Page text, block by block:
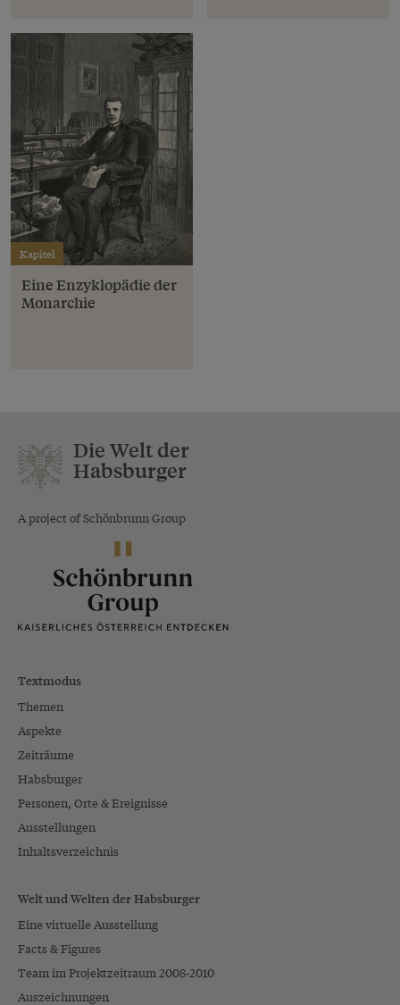
Kapitel
Eine Enzyklopädie der
Monarchie
Die Welt der
Habsburger
A project of Schönbrunn Group
Textmodus
Themen
Aspekte
Zeiträume
Habsburger
Personen, Orte & Ereignisse
Ausstellungen
Inhaltsverzeichnis
Welt und Welten der Habsburger
Eine virtuelle Ausstellung
Facts & Figures
Team im Projektzeitraum 2008-2010
Auszeichnungen